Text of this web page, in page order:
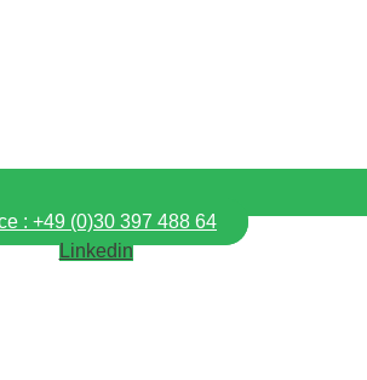
: +49 (0)30 397 488 64
Linkedin